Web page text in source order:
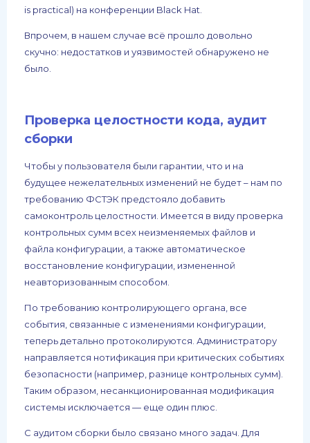
is practical) на конференции Black Hat.
Впрочем, в нашем случае всё прошло довольно
скучно: недостатков и уязвимостей обнаружено не
было.
Проверка целостности кода, аудит
сборки
Чтобы у пользователя были гарантии, что и на
будущее нежелательных изменений не будет – нам по
требованию ФСТЭК предстояло добавить
самоконтроль целостности. Имеется в виду проверка
контрольных сумм всех неизменяемых файлов и
файла конфигурации, а также автоматическое
восстановление конфигурации, измененной
неавторизованным способом.
По требованию контролирующего органа, все
события, связанные с изменениями конфигурации,
теперь детально протоколируются. Администратору
направляется нотификация при критических событиях
безопасности (например, разнице контрольных сумм).
Таким образом, несанкционированная модификация
системы исключается — еще один плюс.
С аудитом сборки было связано много задач. Для